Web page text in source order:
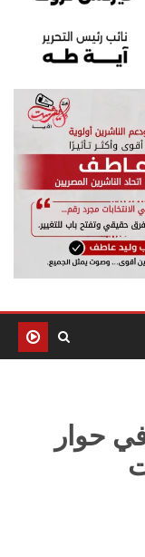
حوار